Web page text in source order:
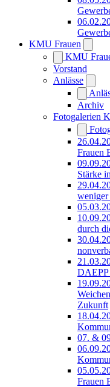
KMU Frauen
KMU
Vorstand
Anlässe
Archiv
Fotogalerien
Frauen
Stärke
weniger
durch
Zukunft
07. &
Frauen